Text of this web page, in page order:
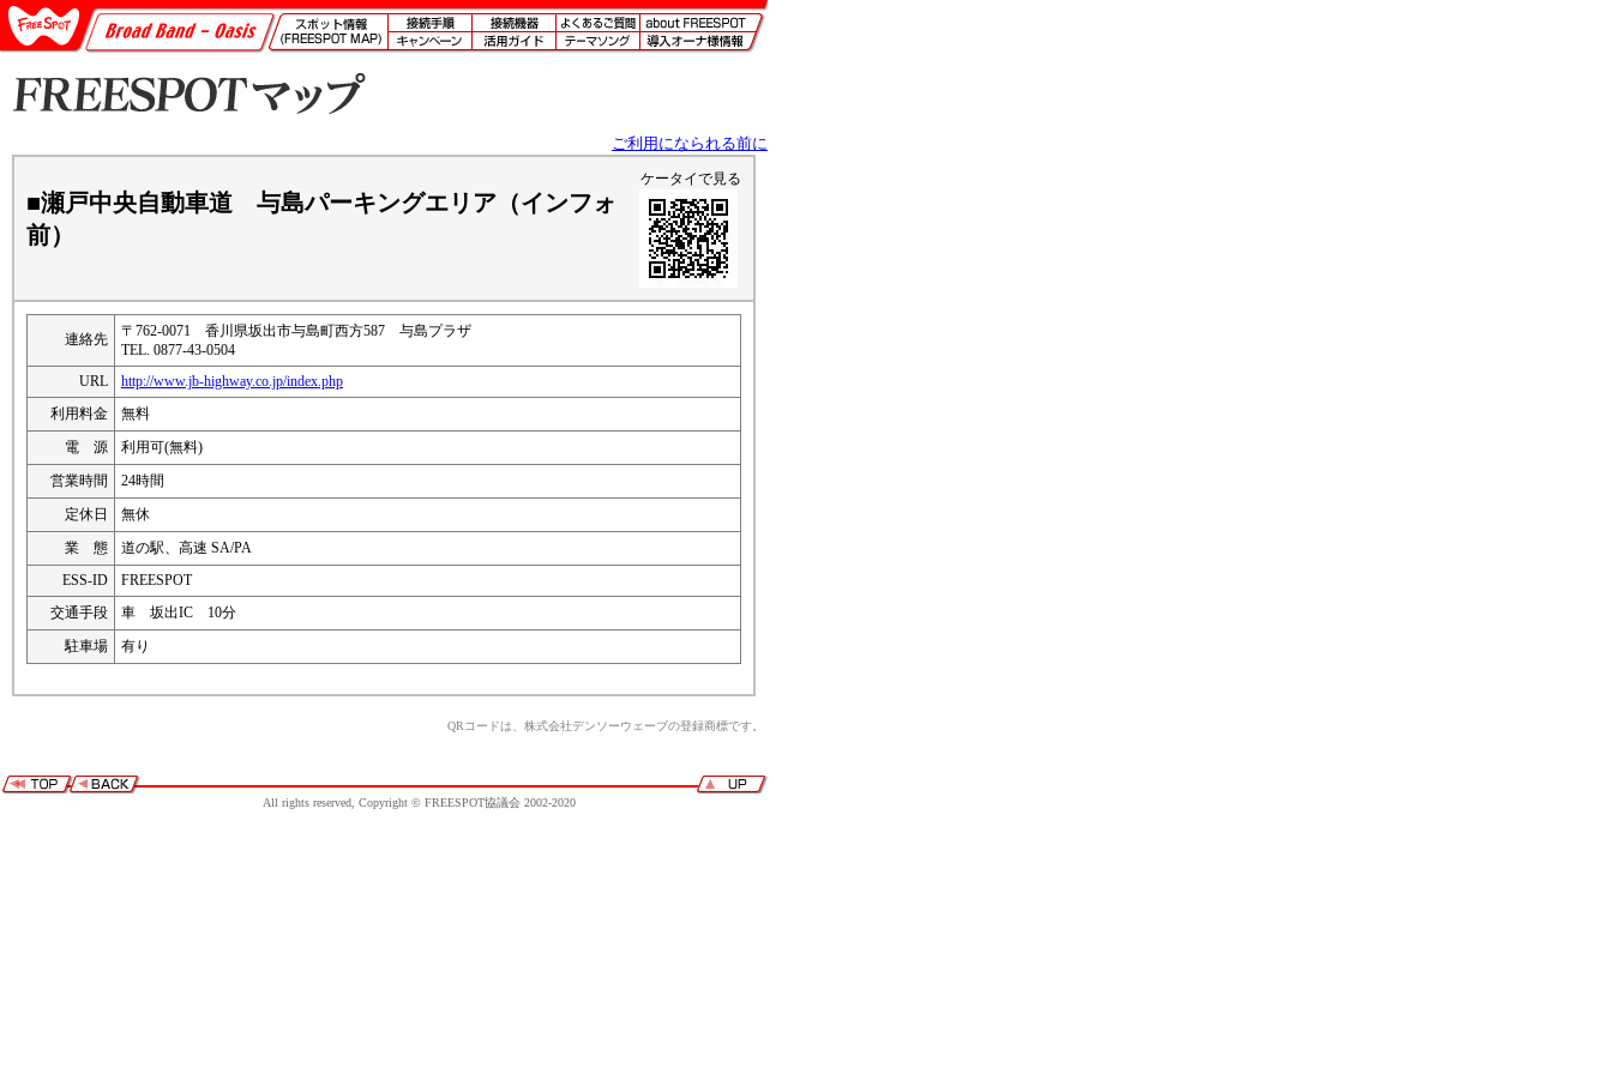
ご利用になられる前に
■瀬戸中央自動車道 与島パーキングエリア（インフォ
前）
ケータイで見る
連絡先
〒762-0071 香川県坂出市与島町西方587 与島プラザ
TEL. 0877-43-0504
URL
http://www.jb-highway.co.jp/index.php
利用料金
無料
電 源
利用可(無料)
営業時間
24時間
定休日
無休
業 態
道の駅、高速 SA/PA
ESS-ID
FREESPOT
交通手段
車 坂出IC 10分
駐車場
有り
QRコードは、株式会社デンソーウェーブの登録商標です。
All rights reserved, Copyright © FREESPOT協議会 2002-2020